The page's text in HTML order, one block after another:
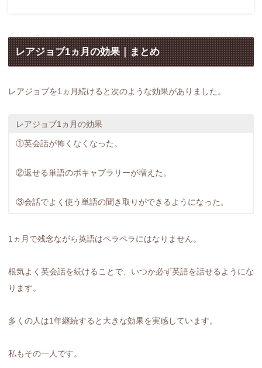
レアジョブ1ヵ月の効果｜まとめ
レアジョブを1ヵ月続けると次のような効果がありました。
レアジョブ1ヵ月の効果
①英会話が怖くなくなった。
②返せる単語のボキャブラリーが増えた。
③会話でよく使う単語の聞き取りができるようになった。
1ヵ月で残念ながら英語はペラペラにはなりません。
根気よく英会話を続けることで、いつか必ず英語を話せるようにな
ります。
多くの人は1年継続すると大きな効果を実感しています。
私もその一人です。